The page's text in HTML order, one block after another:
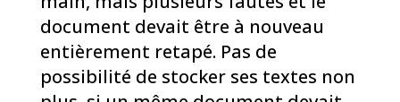
document devait être à nouveau
entièrement retapé. Pas de
possibilité de stocker ses textes non